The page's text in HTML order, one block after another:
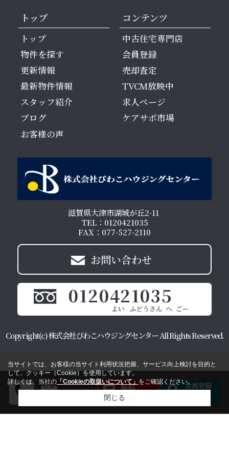
トップ
トップ
物件を探す
更新情報
最新物件情報
スタッフ紹介
ブログ
お客様の声
コンテンツ
中古住宅専門店
会員登録
売却査定
TVCM放映中
求人ページ
ケアサポ市場
滋賀県大津市湖城が丘2-11
TEL：0120421035
FAX：077-527-2110
お問い合わせ
0120421035
Copyright(c) 株式会社びわこハウジングセンター All Rights Reserved.
当サイトでは、お客様の当サイト利用状況把握、サービス向上検討を目的と
して、クッキー（Cookie）を使用しています。
詳しくは、当社の 「Cookieの取扱いについて」 をご確認ください。
閉じる